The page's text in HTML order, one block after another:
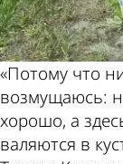
«Потому что
возмущаюсь:
хорошо, а
валяются в